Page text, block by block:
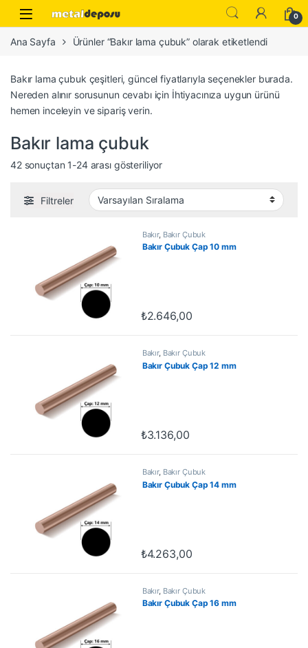
Skip to navigation
Skip to content
0
Ana Sayfa Ürünler “Bakır lama çubuk” olarak etiketlendi
Bakır lama çubuk çeşitleri, güncel fiyatlarıyla seçenekler burada.
Nereden alınır sorusunun cevabı için İhtiyacınıza uygun ürünü
hemen inceleyin ve sipariş verin.
Bakır lama çubuk
42 sonuçtan 1-24 arası gösteriliyor
Filtreler
Bakır, Bakır Çubuk
Bakır Çubuk Çap 10 mm
₺2.646,00
Bakır, Bakır Çubuk
Bakır Çubuk Çap 12 mm
₺3.136,00
Bakır, Bakır Çubuk
Bakır Çubuk Çap 14 mm
₺4.263,00
Bakır, Bakır Çubuk
Bakır Çubuk Çap 16 mm